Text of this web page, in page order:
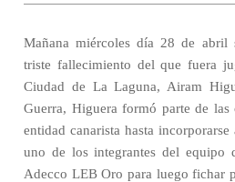
Mañana miércoles día 28 de abril
triste fallecimiento del que fuera
Ciudad de La Laguna, Airam
Guerra, Higuera formó parte de las
entidad canarista hasta
uno de los integrantes del equipo
Adecco LEB Oro para luego fichar